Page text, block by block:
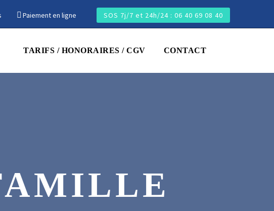
Paiement en ligne SOS 7j/7 et 24h/24 : 06 40 69 08 40
TARIFS / HONORAIRES / CGV CONTACT